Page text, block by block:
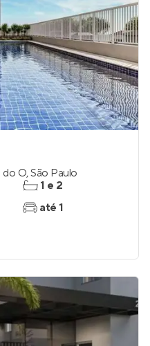
do Ó,São Paulo
1 e 2
até 1